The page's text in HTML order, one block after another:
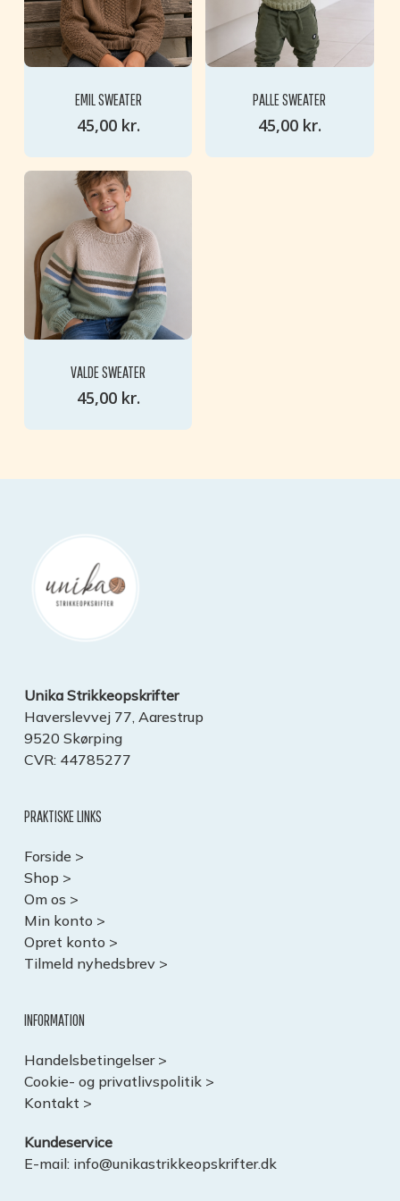
EMIL SWEATER
45,00 kr.
PALLE SWEATER
45,00 kr.
VALDE SWEATER
45,00 kr.
Unika Strikkeopskrifter
Haverslevvej 77, Aarestrup
9520 Skørping
CVR: 44785277
PRAKTISKE LINKS
Forside >
Shop >
Om os >
Min konto >
Opret konto >
Tilmeld nyhedsbrev >
INFORMATION
Handelsbetingelser >
Cookie- og privatlivspolitik >
Kontakt >
Kundeservice
E-mail: info@unikastrikkeopskrifter.dk